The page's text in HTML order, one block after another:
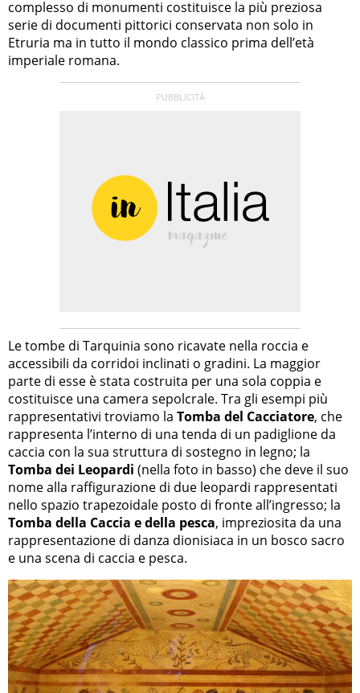
complesso di monumenti costituisce la più preziosa
serie di documenti pittorici conservata non solo in
Etruria ma in tutto il mondo classico prima dell’età
imperiale romana.
Le tombe di Tarquinia sono ricavate nella roccia e
accessibili da corridoi inclinati o gradini. La maggior
parte di esse è stata costruita per una sola coppia e
costituisce una camera sepolcrale. Tra gli esempi più
rappresentativi troviamo la Tomba del Cacciatore, che
rappresenta l’interno di una tenda di un padiglione da
caccia con la sua struttura di sostegno in legno; la
Tomba dei Leopardi (nella foto in basso) che deve il suo
nome alla raffigurazione di due leopardi rappresentati
nello spazio trapezoidale posto di fronte all’ingresso; la
Tomba della Caccia e della pesca, impreziosita da una
rappresentazione di danza dionisiaca in un bosco sacro
e una scena di caccia e pesca.